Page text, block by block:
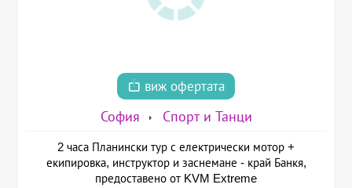
виж офертата
София Спорт и Танци
2 часа Планински тур с електрически мотор +
екипировка, инструктор и заснемане - край Банкя,
предоставено от KVM Extreme